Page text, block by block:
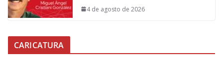
4 de agosto de 2026
CARICATURA